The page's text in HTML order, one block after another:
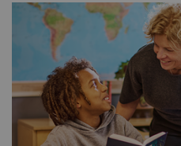
och fritidshem
Intervjuer
Att leda ett
Alternativa och